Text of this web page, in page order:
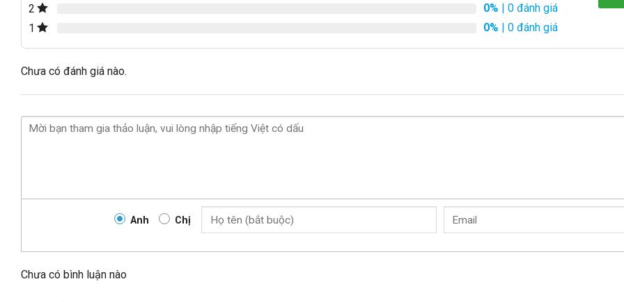
2
0% | 0 đánh giá
1
0% | 0 đánh giá
Chưa có đánh giá nào.
Anh Chị
Chưa có bình luận nào